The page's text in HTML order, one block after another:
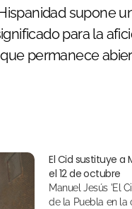
supone
para la
permanece
El Cid sustituye a
el 12 de octubre
Manuel Jesús 'El Cid' sustituirá a Morante
de la Puebla en la